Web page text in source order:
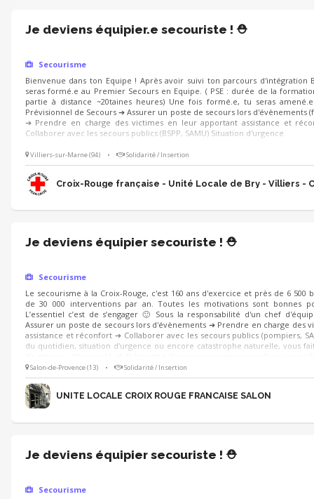
Je deviens équipier.e secouriste ! ⛑️
Secourisme
Bienvenue dans ton Equipe ! Après avoir suivi ton parcours d'intégration
seras formé.e au Premier Secours en Equipe. ( PSE : durée de la
partie à distance ~20taines heures) Une fois formé.e, tu seras
Prévisionnel de Secours ➔ Assurer un poste de secours lors d'évènements
➔ Prendre en charge des victimes en leur apportant assistance et
Collaborer avec les secours publics (BSPP, SAMU) Situation d'urgence
Villiers-sur-Marne (94) • Solidarité / Insertion
Croix-Rouge française - Unité Locale de Bry - Villiers -
Je deviens équipier secouriste ! ⛑️
Secourisme
Le secourisme à la Croix-Rouge, c'est 160 ans d'exercice et près de 6 500
de 30 000 interventions par an. Toutes les motivations sont bonnes
L’essentiel c’est de s’engager 🙂 Sous la responsabilité d'un chef
Assurer un poste de secours lors d'évènements ➔ Prendre en charge des
assistance et réconfort ➔ Collaborer avec les secours publics (pompiers,
du quotidien, situation d'urgence ou encore catastrophe naturelle, vous
Salon-de-Provence (13) • Solidarité / Insertion
UNITE LOCALE CROIX ROUGE FRANCAISE SALON
Je deviens équipier secouriste ! ⛑️
Secourisme